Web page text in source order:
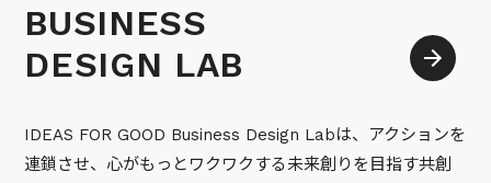
BUSINESS
DESIGN LAB
IDEAS FOR GOOD Business Design Labは、アクションを
連鎖させ、心がもっとワクワクする未来創りを目指す共創